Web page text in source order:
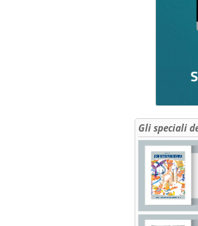
Gli speciali